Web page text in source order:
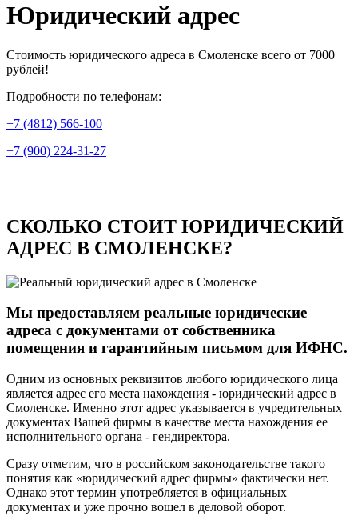
Юридический адрес
Стоимость юридического адреса в Смоленске всего от 7000
рублей!
Подробности по телефонам:
+7 (4812) 566-100
+7 (900) 224-31-27
СКОЛЬКО СТОИТ ЮРИДИЧЕСКИЙ
АДРЕС В СМОЛЕНСКЕ?
Мы предоставляем реальные юридические
адреса с документами от собственника
помещения и гарантийным письмом для ИФНС.
Одним из основных реквизитов любого юридического лица
является адрес его места нахождения - юридический адрес в
Смоленске. Именно этот адрес указывается в учредительных
документах Вашей фирмы в качестве места нахождения ее
исполнительного органа - гендиректора.
Сразу отметим, что в российском законодательстве такого
понятия как «юридический адрес фирмы» фактически нет.
Однако этот термин употребляется в официальных
документах и уже прочно вошел в деловой оборот.